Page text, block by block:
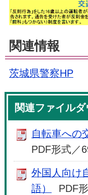
関連情報
茨城県警察HP
関連ファイル
自転車への
PDF形式／
外国人向け
語）
PDF